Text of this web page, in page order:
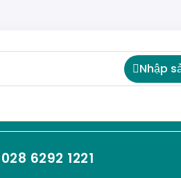
Nhập
028 6292 1221